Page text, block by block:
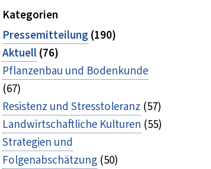
Kategorien
Pressemitteilung (190)
Aktuell(76)
Pflanzenbau und Bodenkunde
(67)
Resistenz und Stresstoleranz (57)
Landwirtschaftliche Kulturen (55)
Strategien und
Folgenabschätzung (50)